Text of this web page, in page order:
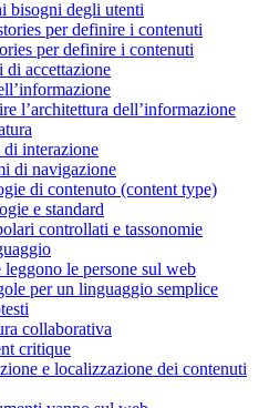
bisogni degli utenti
per definire i contenuti
per definire i contenuti
di accettazione
l’architettura dell’informazione
interazione
di navigazione
di contenuto (content type)
e standard
controllati e tassonomie
le persone sul web
per un linguaggio semplice
collaborativa
critique
e localizzazione dei contenuti